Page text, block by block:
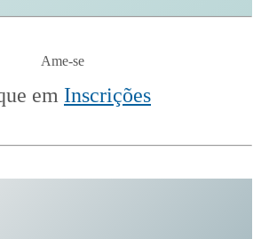
Ame-se
em Inscrições